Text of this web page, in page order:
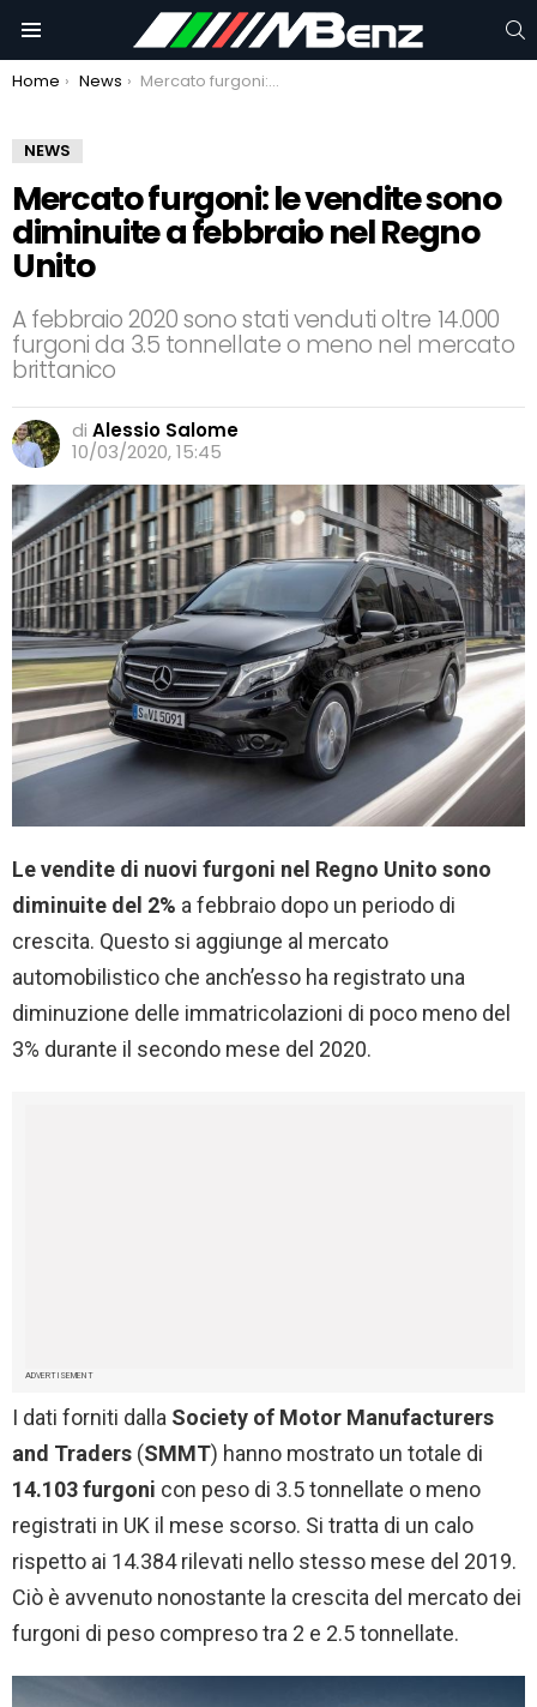
You are here:
Home News Mercato furgoni: le vendite sono diminuite a febbraio nel Regno Unito
NEWS
Mercato furgoni: le vendite sono
diminuite a febbraio nel Regno
Unito
A febbraio 2020 sono stati venduti oltre 14.000
furgoni da 3.5 tonnellate o meno nel mercato
brittanico
di Alessio Salome
10/03/2020, 15:45
Le vendite di nuovi furgoni nel Regno Unito sono
diminuite del 2% a febbraio dopo un periodo di
crescita. Questo si aggiunge al mercato
automobilistico che anch’esso ha registrato una
diminuzione delle immatricolazioni di poco meno del
3% durante il secondo mese del 2020.
ADVERTISEMENT
I dati forniti dalla Society of Motor Manufacturers
and Traders (SMMT) hanno mostrato un totale di
14.103furgoni con peso di 3.5 tonnellate o meno
registrati in UK il mese scorso. Si tratta di un calo
rispetto ai 14.384 rilevati nello stesso mese del 2019.
Ciò è avvenuto nonostante la crescita del mercato dei
furgoni di peso compreso tra 2 e 2.5 tonnellate.